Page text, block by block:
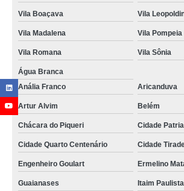
Vila Boaçava Vila
Vila Madalena Vila Pompeia
Vila Romana Vila Sônia
Água Branca
Anália Franco
Aricanduva
Artur Alvim Belém
Chácara do Piqueri Cidade
Cidade Quarto Centenário Cidade
Engenheiro Goulart Ermelino
Guaianases Itaim Paulista